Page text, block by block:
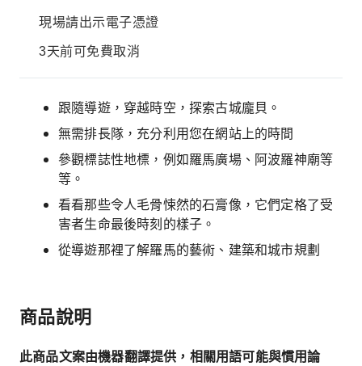
現場請出示電子憑證
3天前可免費取消
跟隨導遊，穿越時空，探索古城龐貝。
無需排長隊，充分利用您在網站上的時間
參觀標誌性地標，例如羅馬廣場、阿波羅神廟等
等。
看看那些令人毛骨悚然的石膏像，它們定格了受
害者生命最後時刻的樣子。
從導遊那裡了解羅馬的藝術、建築和城市規劃
商品說明
此商品文案由機器翻譯提供，相關用語可能與慣用論